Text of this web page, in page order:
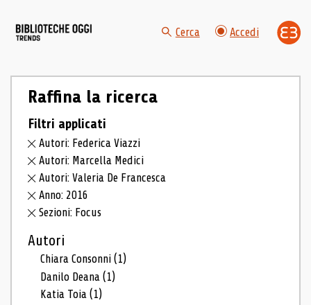
Cerca Accedi
Raffina la ricerca
Filtri applicati
Autori: Federica Viazzi
Autori: Marcella Medici
Autori: Valeria De Francesca
Anno: 2016
Sezioni: Focus
Autori
Chiara Consonni(1)
Danilo Deana(1)
Katia Toia(1)